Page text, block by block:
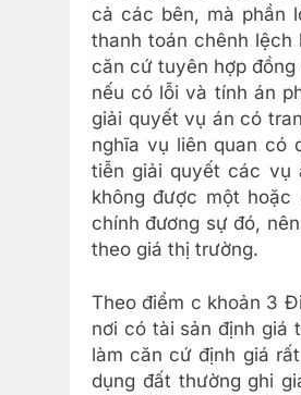
cả các bên, mà phần
thanh toán chênh lệch
căn cứ tuyên hợp
nếu có lỗi và tính án
giải quyết vụ án có
nghĩa vụ liên quan có
tiễn giải quyết các vụ
không được một
chính đương sự đó,
theo giá thị trường.
Theo điểm c khoản 3
nơi có tài sản định giá
làm căn cứ định giá
dụng đất thường ghi